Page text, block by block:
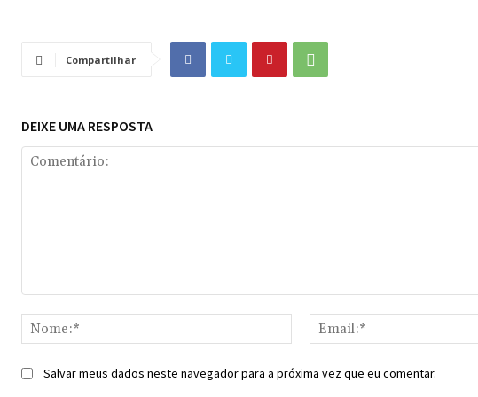
Compartilhar
DEIXE UMA RESPOSTA
Nome:*
Salvar meus dados neste navegador para a próxima vez que eu comentar.